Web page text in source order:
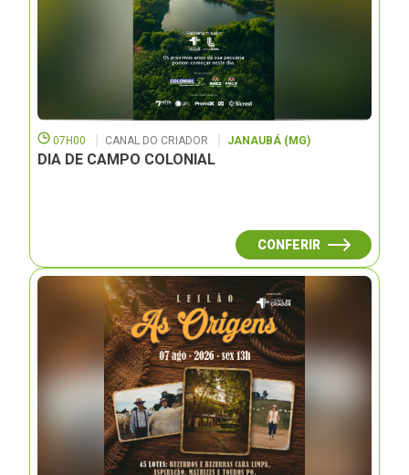
07H00 CANAL DO CRIADOR JANAUBÁ (MG)
DIA DE CAMPO COLONIAL
CONFERIR